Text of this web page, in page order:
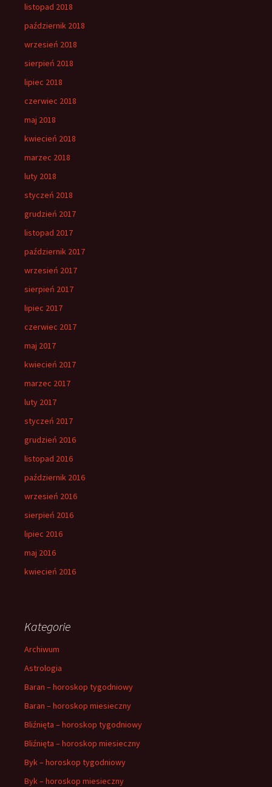
listopad 2018
październik 2018
wrzesień 2018
sierpień 2018
lipiec 2018
czerwiec 2018
maj 2018
kwiecień 2018
marzec 2018
luty 2018
styczeń 2018
grudzień 2017
listopad 2017
październik 2017
wrzesień 2017
sierpień 2017
lipiec 2017
czerwiec 2017
maj 2017
kwiecień 2017
marzec 2017
luty 2017
styczeń 2017
grudzień 2016
listopad 2016
październik 2016
wrzesień 2016
sierpień 2016
lipiec 2016
maj 2016
kwiecień 2016
Kategorie
Archiwum
Astrologia
Baran – horoskop tygodniowy
Baran – horoskop miesieczny
Bliźnięta – horoskop tygodniowy
Bliźnięta – horoskop miesieczny
Byk – horoskop tygodniowy
Byk – horoskop miesieczny